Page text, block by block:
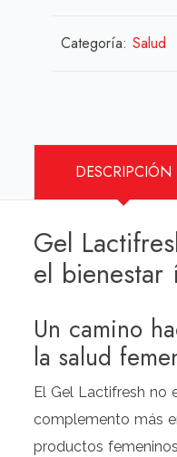
Categoría:Salud
DESCRIPCIÓN
Gel
el bienestar
Un camino
la salud
El Gel Lactifresh no
complemento más
productos